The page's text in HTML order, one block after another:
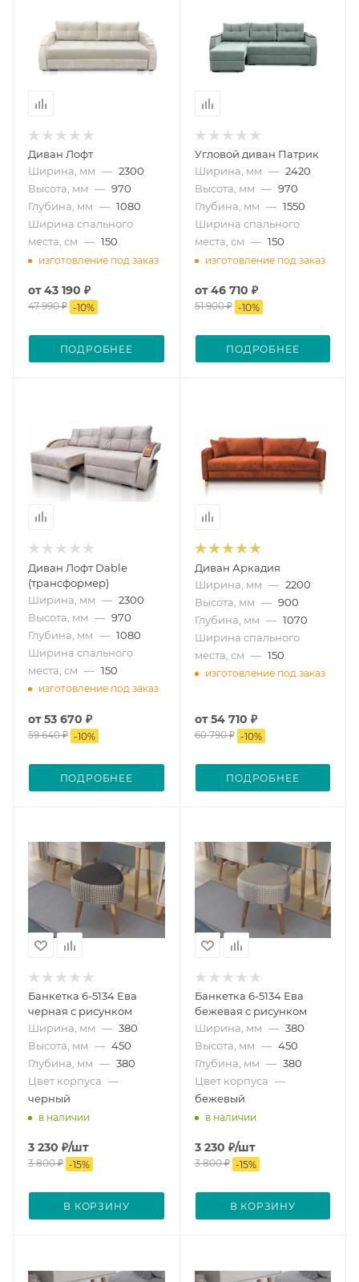
Диван Лофт
Ширина, мм — 2300
Высота, мм — 970
Глубина, мм — 1080
Ширина спального
места, см — 150
изготовление под заказ
от43 190 ₽
47 990 ₽ -10%
ПОДРОБНЕЕ
Угловой диван Патрик
Ширина, мм — 2420
Высота, мм — 970
Глубина, мм — 1550
Ширина спального
места, см — 150
изготовление под заказ
от46 710 ₽
51 900 ₽ -10%
ПОДРОБНЕЕ
Диван Лофт Dable
(трансформер)
Ширина, мм — 2300
Высота, мм — 970
Глубина, мм — 1080
Ширина спального
места, см — 150
изготовление под заказ
от53 670 ₽
59 640 ₽ -10%
ПОДРОБНЕЕ
Диван Аркадия
Ширина, мм — 2200
Высота, мм — 900
Глубина, мм — 1070
Ширина спального
места, см — 150
изготовление под заказ
от54 710 ₽
60 790 ₽ -10%
ПОДРОБНЕЕ
Банкетка 6-5134 Ева
черная с рисунком
Ширина, мм — 380
Высота, мм — 450
Глубина, мм — 380
Цвет корпуса —
черный
в наличии
3 230 ₽/шт
3 800₽ -15%
В КОРЗИНУ
Банкетка 6-5134 Ева
бежевая с рисунком
Ширина, мм — 380
Высота, мм — 450
Глубина, мм — 380
Цвет корпуса —
бежевый
в наличии
3 230 ₽/шт
3 800₽ -15%
В КОРЗИНУ